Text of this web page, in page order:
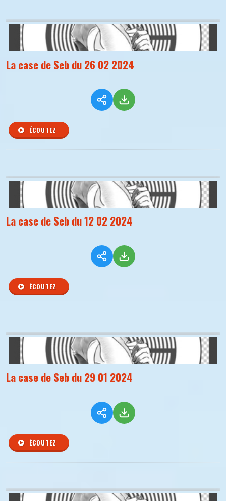
La case de Seb du 26 02 2024
ÉCOUTEZ
La case de Seb du 12 02 2024
ÉCOUTEZ
La case de Seb du 29 01 2024
ÉCOUTEZ